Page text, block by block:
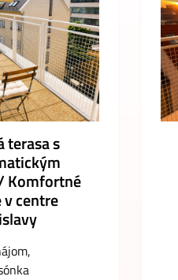
terasa s
Komfortné
centre